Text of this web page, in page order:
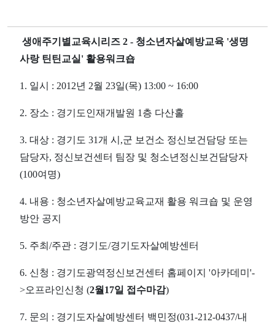
생애주기별교육시리즈 2 - 청소년자살예방교육 '생명
사랑 틴틴교실' 활용워크숍
1. 일시 : 2012년 2월 23일(목) 13:00 ~ 16:00
2. 장소 : 경기도인재개발원 1층 다산홀
3. 대상 : 경기도 31개 시,군 보건소 정신보건담당 또는
담당자, 정신보건센터 팀장 및 청소년정신보건담당자
(100여명)
4. 내용 : 청소년자살예방교육교재 활용 워크숍 및 운영
방안 공지
5. 주최/주관 : 경기도/경기도자살예방센터
6. 신청 : 경기도광역정신보건센터 홈페이지 '아카데미'-
>오프라인신청 (2월17일 접수마감)
7. 문의 : 경기도자살예방센터 백민정(031-212-0437/내